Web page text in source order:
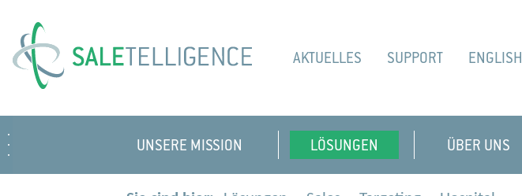
AKTUELLES SUPPORT ENGLISH
UNSERE MISSION LÖSUNGEN ÜBER UNS